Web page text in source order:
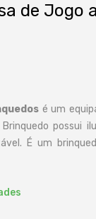
de Jogo
é um
possui
É um